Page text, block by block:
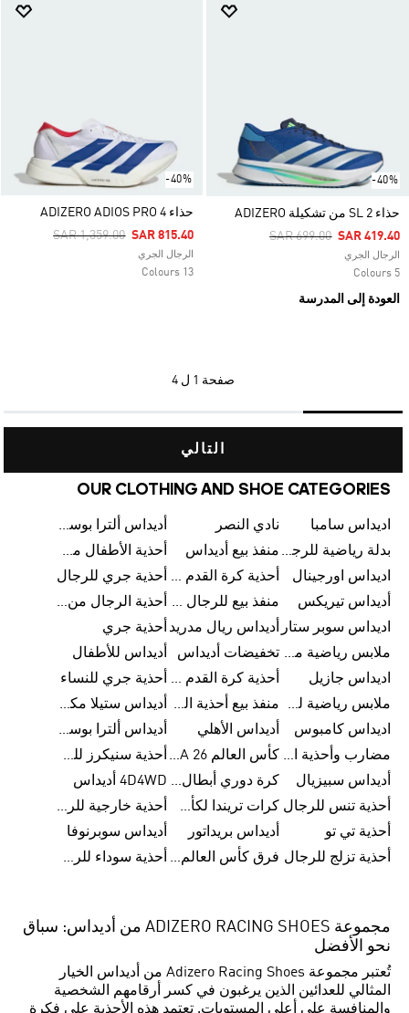
-40%
حذاء SL 2 من تشكيلة ADIZERO
Price Reduced From
SAR 699.00ToSAR 419.40
الرجال الجري
5 Colours
العودة إلى المدرسة
-40%
حذاء ADIZERO ADIOS PRO 4
Price Reduced From
SAR 1,359.00ToSAR 815.40
الرجال الجري
13 Colours
صفحة 1 ل 4
التالي
OUR CLOTHING AND SHOE CATEGORIES
اديداس سامبا نادي النصر
أديداس ألترا بوست
بدلة رياضية للرجال من أديداس منفذ بيع أديداس
أحذية الأطفال من أديداس
اديداس اورجينال
أحذية كرة القدم للرجال من أديداس
أحذية جري للرجال
أديداس تيريكس
منفذ بيع للرجال من أديداس
أحذية الرجال من أديداس
اديداس سوبر ستار
أديداس ريال مدريد أحذية جري
ملابس رياضية من أديداس تخفيضات أديداس
أديداس للأطفال
اديداس جازيل
أحذية كرة القدم من أديداس
أحذية جري للنساء
ملابس رياضية للأطفال من أديداس
منفذ بيع أحذية الرجال من أديداس
أديداس ستيلا مكارتني
اديداس كامبوس
أديداس الأهلي
أديداس ألترا بوست للنساء
مضارب وأحذية البادل من أديداس
كأس العالم FIFA 26™
أحذية سنيكرز للرجال من أديداس
أديداس سبيزيال
كرة دوري أبطال أوروبا من أديداس 4D4WD أديداس
أحذية تنس للرجال
كرات تريندا لكأس العالم FIFA 26™
أحذية خارجية للرجال
أحذية تي تو
أديداس بريداتور
أديداس سوبرنوفا
أحذية تزلج للرجال
فرق كأس العالم FIFA 26™ أحذية سوداء للرجال
مجموعة ADIZERO RACING SHOES من أديداس: سباق
نحو الأفضل
تُعتبر مجموعة Adizero Racing Shoes من أديداس الخيار
المثالي للعدائين الذين يرغبون في كسر أرقامهم الشخصية
والمنافسة على أعلى المستويات. تعتمد هذه الأحذية على فكرة